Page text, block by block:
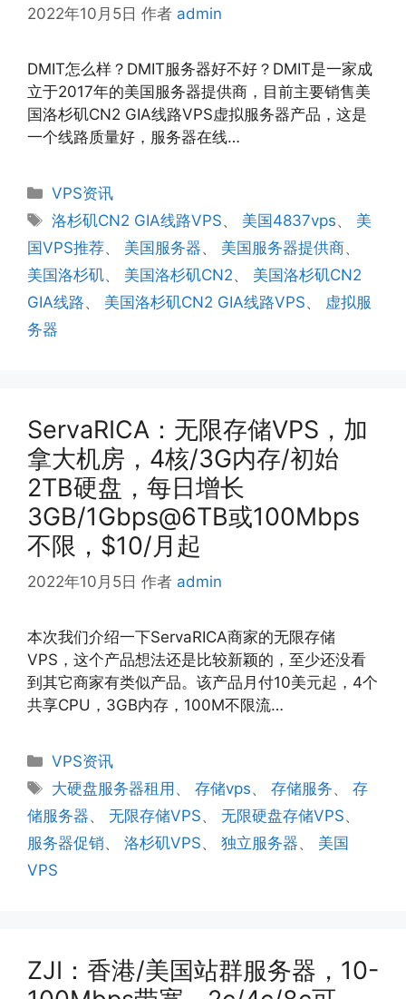
2022年10月5日 作者 admin
DMIT怎么样？DMIT服务器好不好？DMIT是一家成
立于2017年的美国服务器提供商，目前主要销售美
国洛杉矶CN2 GIA线路VPS虚拟服务器产品，这是
一个线路质量好，服务器在线…
分
类
VPS资讯
标
签
洛杉矶CN2 GIA线路VPS、 美国4837vps、 美
国VPS推荐、 美国服务器、 美国服务器提供商、
美国洛杉矶、 美国洛杉矶CN2、 美国洛杉矶CN2
GIA线路、 美国洛杉矶CN2 GIA线路VPS、 虚拟服
务器
ServaRICA：无限存储VPS，加
拿大机房，4核/3G内存/初始
2TB硬盘，每日增长
3GB/1Gbps@6TB或100Mbps
不限，$10/月起
2022年10月5日 作者 admin
本次我们介绍一下ServaRICA商家的无限存储
VPS，这个产品想法还是比较新颖的，至少还没看
到其它商家有类似产品。该产品月付10美元起，4个
共享CPU，3GB内存，100M不限流…
分
类
VPS资讯
标
签
大硬盘服务器租用 、存储vps、存储服务、存
储服务器、 无限存储VPS、 无限硬盘存储VPS、
服务器促销、 洛杉矶VPS、 独立服务器、 美国
VPS
ZJI：香港/美国站群服务器，10-